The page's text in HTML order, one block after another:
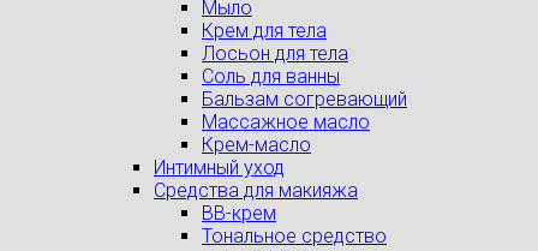
Мыло
Крем для тела
Лосьон для тела
Соль для ванны
Бальзам согревающий
Массажное масло
Крем-масло
Интимный уход
Средства для макияжа
BB-крем
Тональное средство